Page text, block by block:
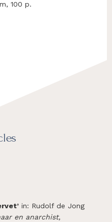
100 p.
in: Rudolf de Jong
en anarchist,